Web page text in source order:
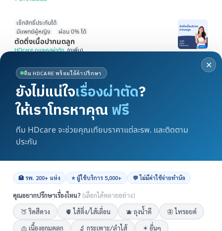
✕
ทีม HDCARE พร้อมให้คำปรึกษา
ยังไม่แน่ใจเรื่องผ่าตัด?
ให้เราโทรหาคุณฟรี
ทีม HDcare จะช่วยคุณเทียบราคาแต่ละรพ. และติดตาม
ประกัน
🏥 รพ. 200+ แห่ง ⭐ ผู้ใช้บริการ 5,000+ 💬 ไม่มีค่าใช้จ่ายทำนัด
คุณอยากปรึกษาเรื่องไหน? (เลือกได้หลายอย่าง)
🍑 ริดสีดวง
🫀 ไส้ติ่ง/ไส้เลื่อน 🫐 ถุงน้ำดี
🦋 ไทรอยด์
🫁 เนื้องอกมดลูก
🔬 กระเพาะ/ลำไส้ ✶ อื่นๆ
เช็กสิทธิ์ประกันได้
มีแพทย์ผู้หญิง
ผ่อน 0% ได้
ตัดติ่งเนื้อปากมดลูก
HDcare ดูแลเคสผ่าตัด
ผ่อน 0% ได้
มีแพทย์เฉพาะทาง
มีประกัน นัดประเมินได้
ทำหมันหญิงแบบส่องกล้อง
นนทบุรี